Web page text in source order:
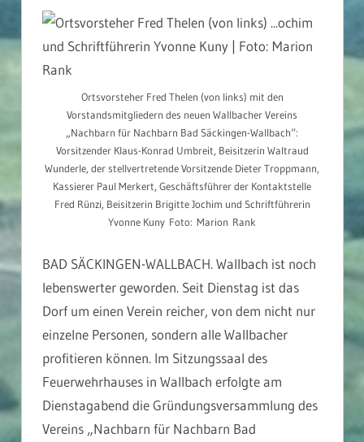
Ortsvorsteher Fred Thelen (von links) mit den
Vorstandsmitgliedern des neuen Wallbacher Vereins
„Nachbarn für Nachbarn Bad Säckingen-Wallbach“:
Vorsitzender Klaus-Konrad Umbreit, Beisitzerin Waltraud
Wunderle, der stellvertretende Vorsitzende Dieter Troppmann,
Kassierer Paul Merkert, Geschäftsführer der Kontaktstelle
Fred Rünzi, Beisitzerin Brigitte Jochim und Schriftführerin
Yvonne Kuny Foto: Marion Rank
BAD SÄCKINGEN-WALLBACH. Wallbach ist noch
lebenswerter geworden. Seit Dienstag ist das
Dorf um einen Verein reicher, von dem nicht nur
einzelne Personen, sondern alle Wallbacher
profitieren können. Im Sitzungssaal des
Feuerwehrhauses in Wallbach erfolgte am
Dienstagabend die Gründungsversammlung des
Vereins „Nachbarn für Nachbarn Bad